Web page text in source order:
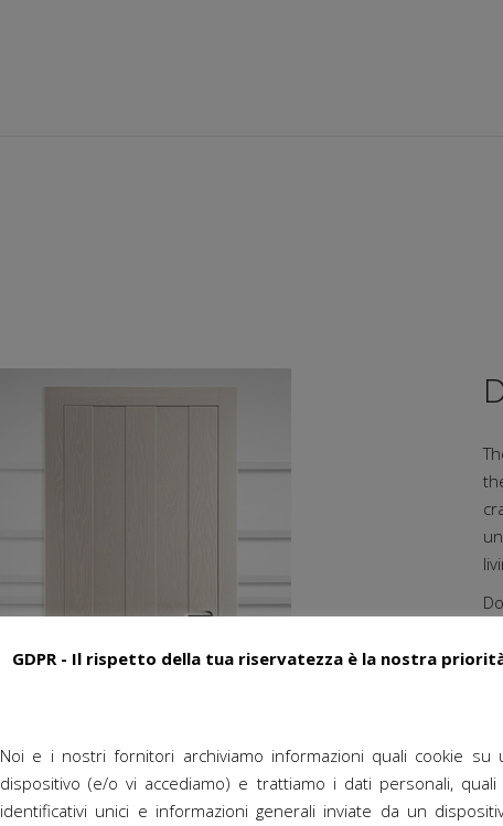
GDPR - Il rispetto della tua riservatezza è la nostra
Noi e i nostri fornitori archiviamo informazioni quali cookie su
dispositivo (e/o vi accediamo) e trattiamo i dati personali, quali
identificativi unici e informazioni generali inviate da un